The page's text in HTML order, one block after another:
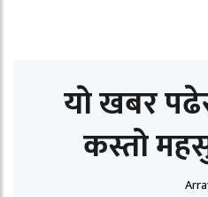
यो खबर
कस्तो